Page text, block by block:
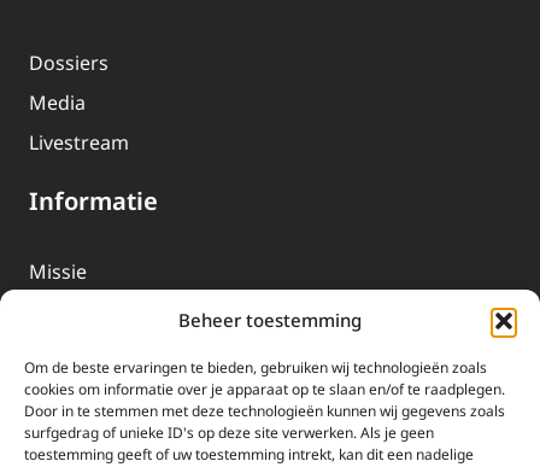
Beheer toestemming
Om de beste ervaringen te bieden, gebruiken wij technologieën zoals
cookies om informatie over je apparaat op te slaan en/of te raadplegen.
Door in te stemmen met deze technologieën kunnen wij gegevens zoals
surfgedrag of unieke ID's op deze site verwerken. Als je geen
toestemming geeft of uw toestemming intrekt, kan dit een nadelige
Dossiers
Media
Livestream
Informatie
Missie
EWTN-Team
Organisatiegegevens